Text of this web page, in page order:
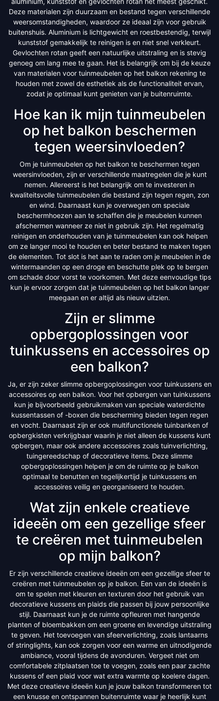
Deze materialen zijn duurzaam en bestand tegen verschillende
weersomstandigheden, waardoor ze ideaal zijn voor gebruik
buitenshuis. Aluminium is lichtgewicht en roestbestendig, terwijl
kunststof gemakkelijk te reinigen is en niet snel verkleurt.
Gevlochten rotan geeft een natuurlijke uitstraling en is stevig
genoeg om lang mee te gaan. Het is belangrijk om bij de keuze
van materialen voor tuinmeubelen op het balkon rekening te
houden met zowel de esthetiek als de functionaliteit ervan,
zodat je optimaal kunt genieten van je buitenruimte.
Hoe kan ik mijn tuinmeubelen
op het balkon beschermen
tegen weersinvloeden?
Om je tuinmeubelen op het balkon te beschermen tegen
weersinvloeden, zijn er verschillende maatregelen die je kunt
nemen. Allereerst is het belangrijk om te investeren in
kwaliteitsvolle tuinmeubelen die bestand zijn tegen regen, zon
en wind. Daarnaast kun je overwegen om speciale
beschermhoezen aan te schaffen die je meubelen kunnen
afschermen wanneer ze niet in gebruik zijn. Het regelmatig
reinigen en onderhouden van je tuinmeubelen kan ook helpen
om ze langer mooi te houden en beter bestand te maken tegen
de elementen. Tot slot is het aan te raden om je meubelen in de
wintermaanden op een droge en beschutte plek op te bergen
om schade door vorst te voorkomen. Met deze eenvoudige tips
kun je ervoor zorgen dat je tuinmeubelen op het balkon langer
meegaan en er altijd als nieuw uitzien.
Zijn er slimme
opbergoplossingen voor
tuinkussens en accessoires op
een balkon?
Ja, er zijn zeker slimme opbergoplossingen voor tuinkussens en
accessoires op een balkon. Voor het opbergen van tuinkussens
kun je bijvoorbeeld gebruikmaken van speciale waterdichte
kussentassen of -boxen die bescherming bieden tegen regen
en vocht. Daarnaast zijn er ook multifunctionele tuinbanken of
opbergkisten verkrijgbaar waarin je niet alleen de kussens kunt
opbergen, maar ook andere accessoires zoals tuinverlichting,
tuingereedschap of decoratieve items. Deze slimme
opbergoplossingen helpen je om de ruimte op je balkon
optimaal te benutten en tegelijkertijd je tuinkussens en
accessoires veilig en georganiseerd te houden.
Wat zijn enkele creatieve
ideeën om een gezellige sfeer
te creëren met tuinmeubelen
op mijn balkon?
Er zijn verschillende creatieve ideeën om een gezellige sfeer te
creëren met tuinmeubelen op je balkon. Een van de ideeën is
om te spelen met kleuren en texturen door het gebruik van
decoratieve kussens en plaids die passen bij jouw persoonlijke
stijl. Daarnaast kun je de ruimte opfleuren met hangende
planten of bloembakken om een groene en levendige uitstraling
te geven. Het toevoegen van sfeerverlichting, zoals lantaarns
of stringlights, kan ook zorgen voor een warme en uitnodigende
ambiance, vooral tijdens de avonduren. Vergeet niet om
comfortabele zitplaatsen toe te voegen, zoals een paar zachte
kussens of een plaid voor wat extra warmte op koelere dagen.
Met deze creatieve ideeën kun je jouw balkon transformeren tot
een knusse en ontspannen buitenruimte waar je heerlijk kunt